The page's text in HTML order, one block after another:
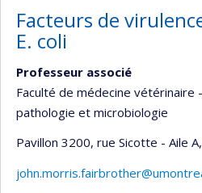
Facteurs de
E. coli
Professeur associé
Faculté de médecine vétérinaire
pathologie et microbiologie
Pavillon 3200, rue Sicotte - Aile A